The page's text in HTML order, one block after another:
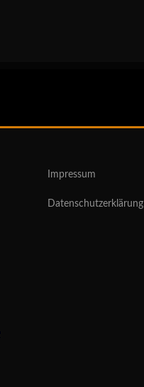
Impressum
Datenschutzerklärung